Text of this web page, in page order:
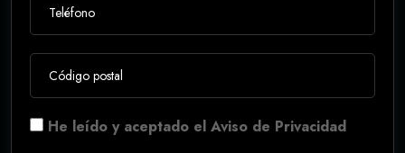
He leído y aceptado el Aviso de Privacidad